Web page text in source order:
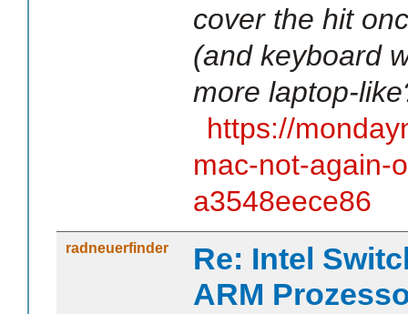
cover the hit
(and keyboard
more laptop-
https://
mac-not-again-
a3548eece86
radneuerfinder
Re: Intel
ARM